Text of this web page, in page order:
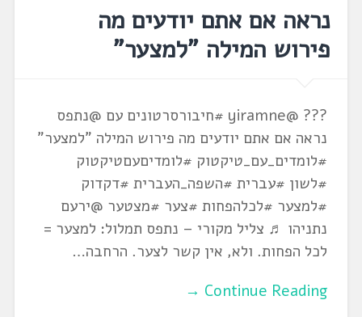
נראה אם אתם יודעים מה
פירוש המילה "למצער"
??? @yiramne ‏#חיבורסרטונים עם @נתפס
נראה אם אתם יודעים מה פירוש המילה "למצער"
#לומדים_עם_טיקטוק #לומדיםעםטיקטוק
#לשון #עברית #השפה_העברית #דקדוק
#למצער #לכלהפחות #צער #מצטער @ירעם
נתניהו ♬ צליל מקורי – נתפס תמלול: למצער =
לכל הפחות. ולא, אין קשר לצער. הרחבה…
Continue Reading →